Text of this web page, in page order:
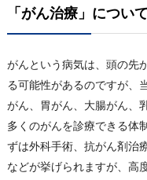
「がん治療」について
がんという病気は、頭の先
る可能性があるのですが、
がん、胃がん、大腸がん、
多くのがんを診療できる体
ずは外科手術、抗がん剤治
などが挙げられますが、高